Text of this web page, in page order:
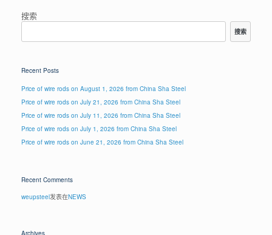
搜索
搜索
Recent Posts
Price of wire rods on August 1, 2026 from China Sha Steel
Price of wire rods on July 21, 2026 from China Sha Steel
Price of wire rods on July 11, 2026 from China Sha Steel
Price of wire rods on July 1, 2026 from China Sha Steel
Price of wire rods on June 21, 2026 from China Sha Steel
Recent Comments
weupsteel发表在NEWS
Archives